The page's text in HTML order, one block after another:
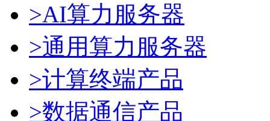
>AI算力服务器
>通用算力服务器
>计算终端产品
>数据通信产品